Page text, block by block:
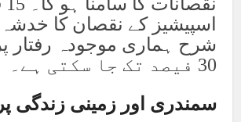
اسپیشیز کے نقصان کا خدشہ
شرح ہماری موجودہ رفتار
30 فیصد تک جا سکتی ہے۔
سمندری اور زمینی زندگی